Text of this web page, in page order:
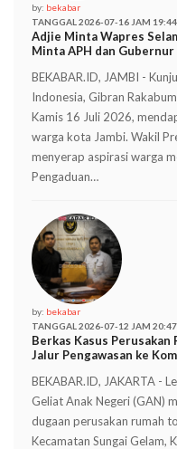
by: bekabar
TANGGAL 2026-07-16 JAM
Adjie Minta Wapres
Minta APH dan
BEKABAR.ID, JAMBI -
Indonesia, Gibran
Kamis 16 Juli 2026,
warga kota Jambi. Wakil
menyerap aspirasi warga
Pengaduan…
by: bekabar
TANGGAL 2026-07-12 JAM
Berkas Kasus Perusakan
Jalur Pengawasan ke
BEKABAR.ID, JAKARTA -
Geliat Anak Negeri (GAN)
dugaan perusakan rumah
Kecamatan Sungai Gelam,